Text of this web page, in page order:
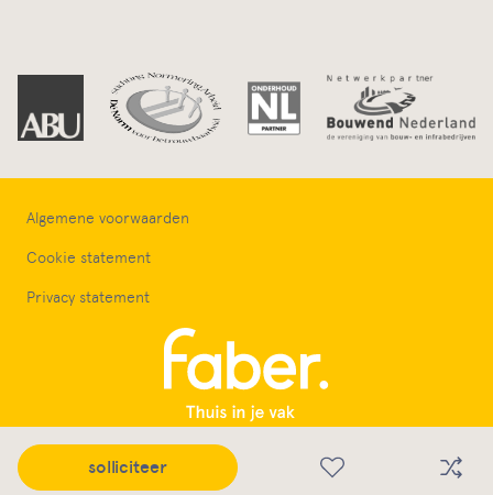
Wat wij biedensolliciteer
Algemene voorwaarden
Cookie statement
Privacy statement